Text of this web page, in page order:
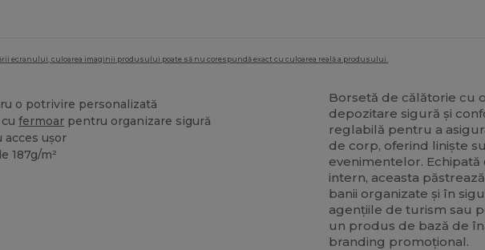
ecranului, culoarea imaginii produsului poate să nu corespundă exact cu culoarea reală a produsului.
o potrivire personalizată
cufermoar pentru organizare sigură
ușor
187g/m²
Borsetă de călătorie cu
depozitare sigură și
reglabilă pentru a
de corp, oferind liniște
evenimentelor.
intern, aceasta
banii organizate și în
agențiile de turism sau
un produs de bază de
branding promoțional.